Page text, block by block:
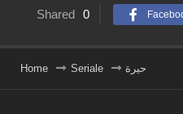
Shared 0
Home Seriale حيرة